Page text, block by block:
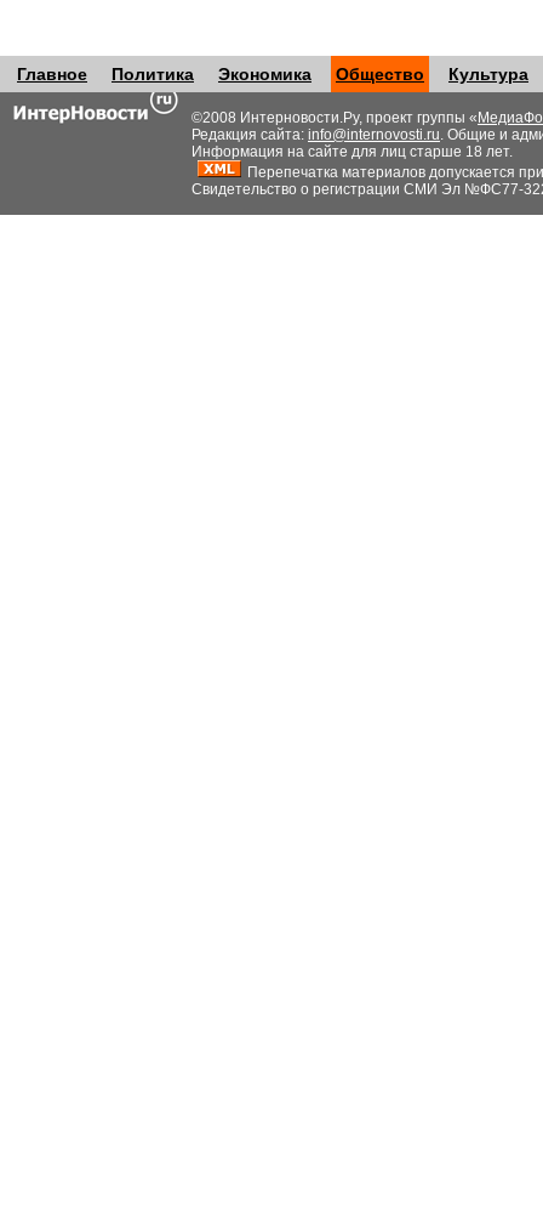
Главное Политика Экономика Общество Культура
©2008 Интерновости.Ру, проект группы «
Редакция сайта: info@internovosti.ru. Общие и
Информация на сайте для лиц старше 18 лет.
Перепечатка материалов допускается
Свидетельство о регистрации СМИ Эл №ФС77-